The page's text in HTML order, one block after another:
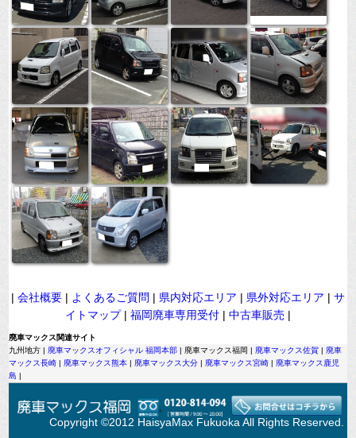
| 会社概要 | よくあるご質問 | 県内対応エリア | 県外対応エリア | サ
イトマップ| 福岡廃車専用受付 | 中古車販売 |
廃車マックス関連サイト
九州地方 | 廃車マックスオフィシャル 福岡本部 | 廃車マックス福岡 | 廃車マックス佐賀 | 廃車
マックス長崎 | 廃車マックス熊本 | 廃車マックス大分 | 廃車マックス宮崎 | 廃車マックス鹿児
島 |
Copyright ©2012 HaisyaMax Fukuoka All Rights Reserved.